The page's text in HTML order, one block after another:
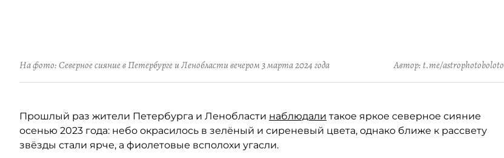
На фото: Северное сияние в Петербурге и Ленобласти вечером 3 марта 2024 года Автор: t.me/astrophotoboloto
Прошлый раз жители Петербурга и Ленобласти наблюдали такое яркое северное сияние
осенью 2023 года: небо окрасилось в зелёный и сиреневый цвета, однако ближе к рассвету
звёзды стали ярче, а фиолетовые всполохи угасли.